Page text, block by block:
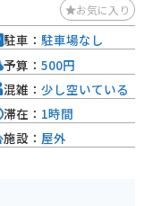
。
お気に入り
駐車： 駐車場なし
予算： 500円
混雑： 少し空いている
滞在： 1時間
施設： 屋外